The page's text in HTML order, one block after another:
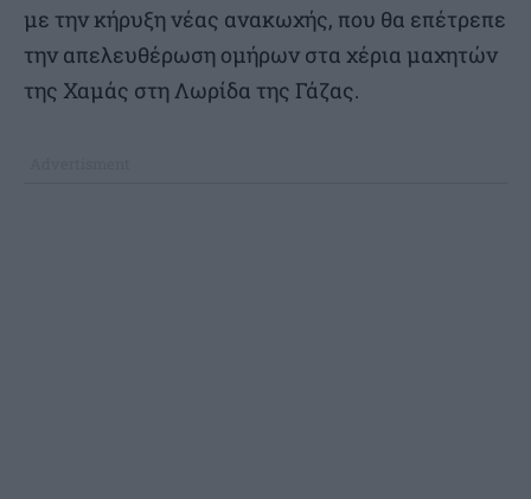
με την κήρυξη νέας ανακωχής, που θα επέτρεπε
την απελευθέρωση ομήρων στα χέρια μαχητών
της Χαμάς στη Λωρίδα της Γάζας.